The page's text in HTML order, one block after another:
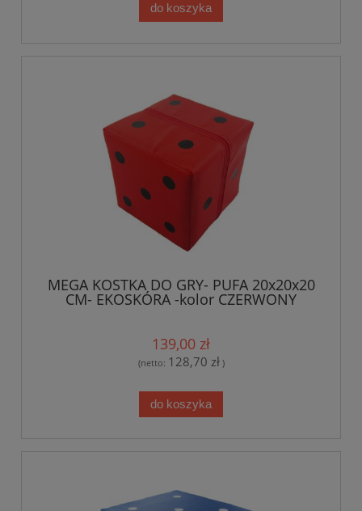
do koszyka
MEGA KOSTKA DO GRY- PUFA 20x20x20
CM- EKOSKÓRA -kolor CZERWONY
139,00 zł
(netto: 128,70 zł)
do koszyka